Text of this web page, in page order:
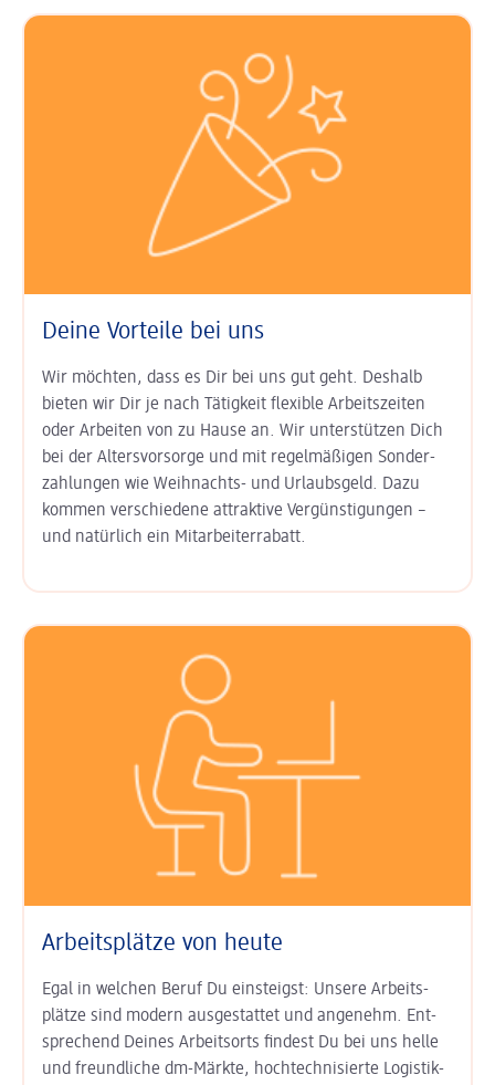
Deine Vorteile bei uns
Wir möchten, dass es Dir bei uns gut geht. Deshalb
bieten wir Dir je nach Tätigkeit flexible Arbeits­zeiten
oder Arbeiten von zu Hause an. Wir unter­stützen Dich
bei der Alters­vorsorge und mit regel­mäßigen Sonder­
zahlungen wie Weihnachts- und Urlaubs­geld. Dazu
kommen ver­schiedene attraktive Ver­günsti­gungen –
und natürlich ein Mitarbeiter­rabatt.
Arbeitsplätze von heute
Egal in welchen Beruf Du einsteigst: Unsere Arbeits­
plätze sind modern aus­gestattet und angenehm. Ent­
sprechend Deines Arbeits­orts findest Du bei uns helle
und freund­liche dm-Märkte, hoch­technisierte Logistik-